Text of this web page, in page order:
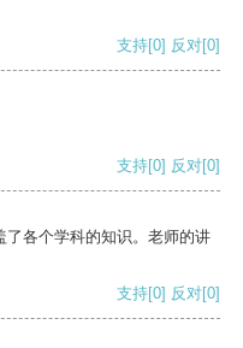
支持[0] 反对[0]
支持[0] 反对[0]
各个学科的知识。老师的讲
支持[0] 反对[0]